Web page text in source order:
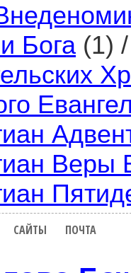
Бога (1) /
Веры
САЙТЫ ПОЧТА